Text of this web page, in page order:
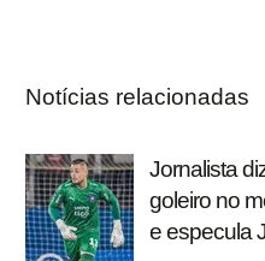
Notícias relacionadas
Jornalista
goleiro no
e especula